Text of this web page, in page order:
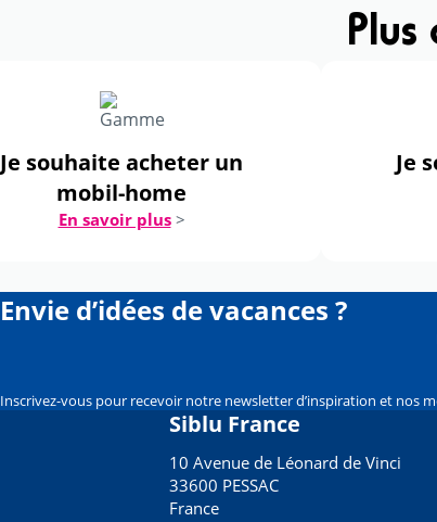
Je souhaite acheter un
mobil-home
En savoir plus>
Je
Envie d’idées de vacances ?
Inscrivez-vous pour recevoir notre newsletter d’inspiration et nos
Siblu France
10 Avenue de Léonard de Vinci
33600 PESSAC
France